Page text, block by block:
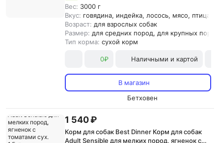
Вес: 3000 г
Вкус: говядина, индейка, лосось, мясо, птица,
Возраст: для взрослых собак
Размер: для средних пород, для крупных пород
Тип корма: сухой корм
0₽ Наличными и картой
В магазин
Бетховен
1 540 ₽
Корм для собак Best Dinner Корм для собак
Adult Sensible для мелких пород, ягненок с